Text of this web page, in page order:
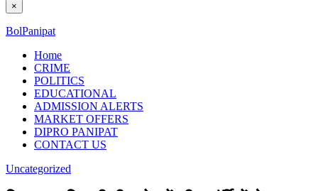
×
BolPanipat
Home
CRIME
POLITICS
EDUCATIONAL
ADMISSION ALERTS
MARKET OFFERS
DIPRO PANIPAT
CONTACT US
Uncategorized